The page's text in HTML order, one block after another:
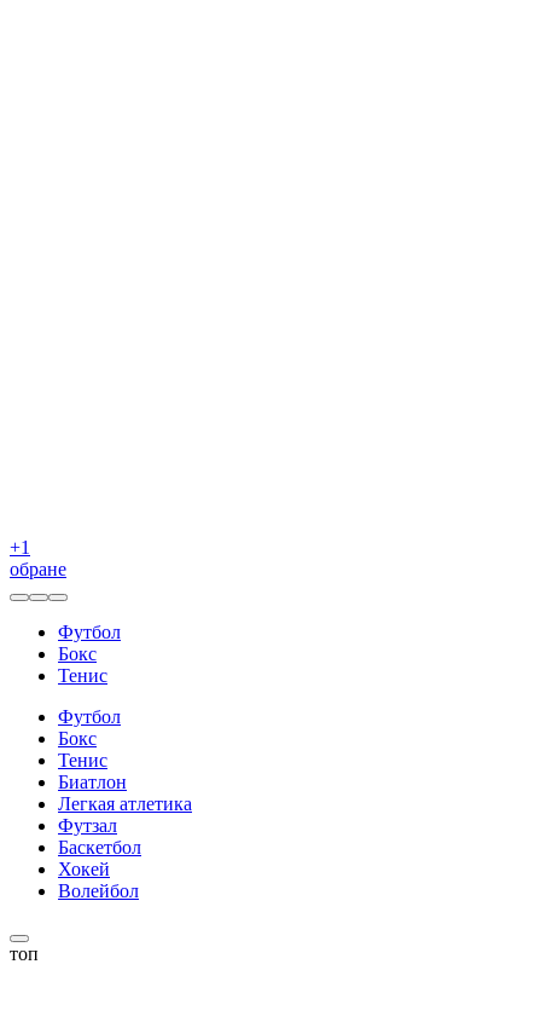
+1
обране
Футбол
Бокс
Тенис
Футбол
Бокс
Тенис
Биатлон
Легкая атлетика
Футзал
Баскетбол
Хокей
Волейбол
топ